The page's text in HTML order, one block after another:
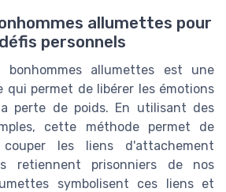
allumettes pour
personnels
allumettes est une
qui permet de libérer les émotions
perte de poids. En utilisant des
cette méthode permet de
les liens d'attachement
retiennent prisonniers de nos
symbolisent ces liens et